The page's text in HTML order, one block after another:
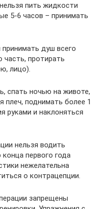
пить жидкости
5-6 часов – принимать
душ всего
протирать
лицо).
спать ночью на животе,
плеч, поднимать более 1
руками и наклоняться
нельзя водить
первого года
нежелательна
о контрацепции.
запрещены